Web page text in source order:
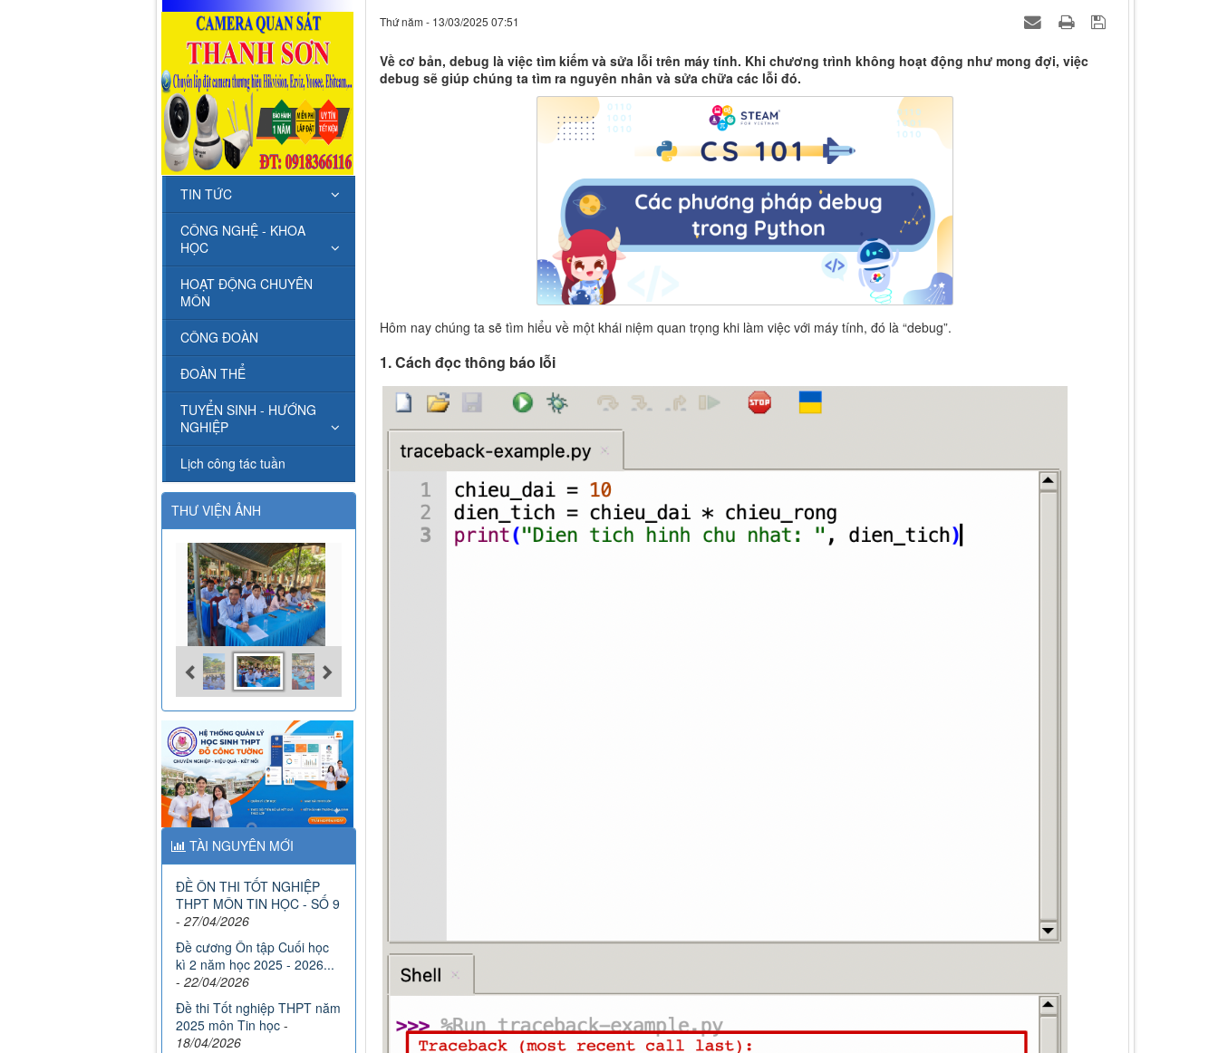
Thứ năm - 13/03/2025 07:51
Về cơ bản, debug là việc tìm kiếm và sửa lỗi trên máy tính. Khi chương trình không hoạt động như mong đợi, việc
debug sẽ giúp chúng ta tìm ra nguyên nhân và sửa chữa các lỗi đó.
Hôm nay chúng ta sẽ tìm hiểu về một khái niệm quan trọng khi làm việc với máy tính, đó là “debug”.
1. Cách đọc thông báo lỗi
TIN TỨC
CÔNG NGHỆ - KHOA
HỌC
HOẠT ĐỘNG CHUYÊN
MÔN
CÔNG ĐOÀN
ĐOÀN THỂ
TUYỂN SINH - HƯỚNG
NGHIỆP
Lịch công tác tuần
THƯ VIỆN ẢNH
TÀI NGUYÊN MỚI
ĐỀ ÔN THI TỐT NGHIỆP
THPT MÔN TIN HỌC - SỐ 9
- 27/04/2026
Đề cương Ôn tập Cuối học
kì 2 năm học 2025 - 2026...
- 22/04/2026
Đề thi Tốt nghiệp THPT năm
2025 môn Tin học -
18/04/2026